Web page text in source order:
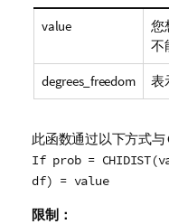
value
您
不
degrees_freedom 表
此函数通过以下方式与
If prob =
df) = value
限制：